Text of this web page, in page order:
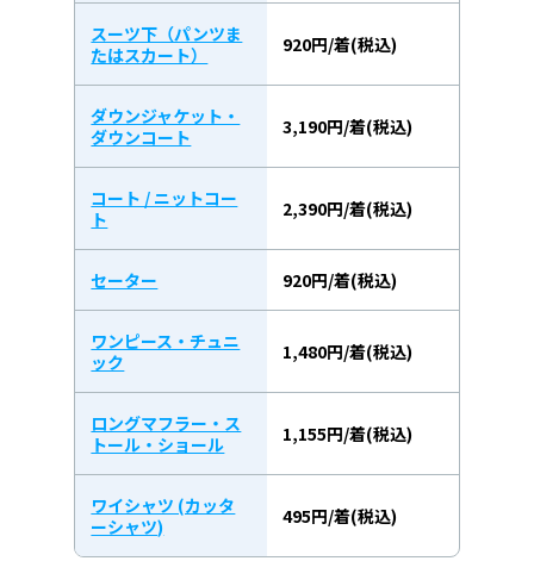
スーツ下（パンツま
たはスカート）
920円/着(税込)
ダウンジャケット・
ダウンコート
3,190円/着(税込)
コート / ニットコー
ト
2,390円/着(税込)
セーター 920円/着(税込)
ワンピース・チュニ
ック
1,480円/着(税込)
ロングマフラー・ス
トール・ショール
1,155円/着(税込)
ワイシャツ (カッタ
ーシャツ)
495円/着(税込)